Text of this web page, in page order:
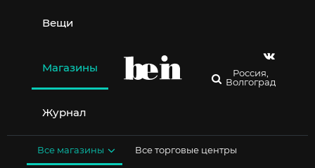
содержимому
Вещи
Магазины
Журнал
Россия,
Волгоград
Все магазины Все торговые центры